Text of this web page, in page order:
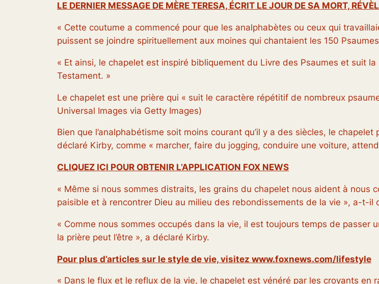
LE DERNIER MESSAGE DE MÈRE TERESA, ÉCRIT LE JOUR DE SA MORT,
« Cette coutume a commencé pour que les analphabètes ou ceux qui
puissent se joindre spirituellement aux moines qui chantaient les 150
« Et ainsi, le chapelet est inspiré bibliquement du Livre des Psaumes et suit
Testament. »
Le chapelet est une prière qui « suit le caractère répétitif de nombreux
Universal Images via Getty Images)
Bien que l’analphabétisme soit moins courant qu’il y a des siècles, le
déclaré Kirby, comme « marcher, faire du jogging, conduire une voiture,
CLIQUEZ ICI POUR OBTENIR L’APPLICATION FOX NEWS
« Même si nous sommes distraits, les grains du chapelet nous aident à nous
paisible et à rencontrer Dieu au milieu des rebondissements de la vie », a-t-il
« Comme nous sommes occupés dans la vie, il est toujours temps de passer
la prière peut l’être », a déclaré Kirby.
Pour plus d’articles sur le style de vie, visitez www.foxnews.com/lifestyle
« Dans le flux et le reflux de la vie, le chapelet est vénéré par les croyants en